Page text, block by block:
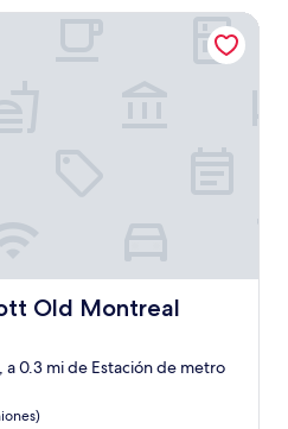
de
Old Montreal
Montreal
0.3 mi de Estación de metro